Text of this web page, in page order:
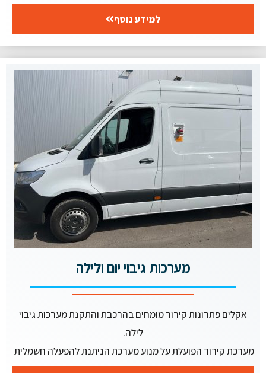
למידע נוסף
מערכות גיבוי יום ולילה
אקלים פתרונות קירור מומחים בהרכבת והתקנת מערכות גיבוי
לילה.
מערכת קירור הפועלת על מנוע מערכת הניתנת להפעלה חשמלית